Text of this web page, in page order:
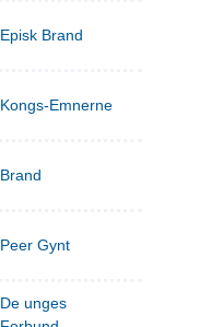
Episk Brand
Kongs-Emnerne
Brand
Peer Gynt
De unges